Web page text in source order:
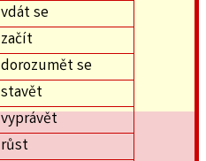
vdát se
začít
dorozumět se
stavět
vyprávět
růst